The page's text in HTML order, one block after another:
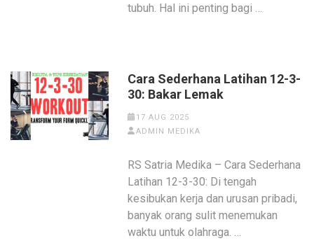
tubuh. Hal ini penting bagi …
Cara Sederhana Latihan 12-3-
30: Bakar Lemak
17 AUG 2025
ADMIN MEDIKA
RS Satria Medika – Cara Sederhana
Latihan 12-3-30: Di tengah
kesibukan kerja dan urusan pribadi,
banyak orang sulit menemukan
waktu untuk olahraga. …